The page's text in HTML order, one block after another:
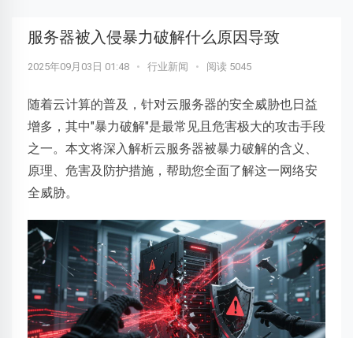
服务器被入侵暴力破解什么原因导致
2025年09月03日 01:48 • 行业新闻 • 阅读 5045
随着云计算的普及，针对云服务器的安全威胁也日益
增多，其中"暴力破解"是最常见且危害极大的攻击手段
之一。本文将深入解析云服务器被暴力破解的含义、
原理、危害及防护措施，帮助您全面了解这一网络安
全威胁。